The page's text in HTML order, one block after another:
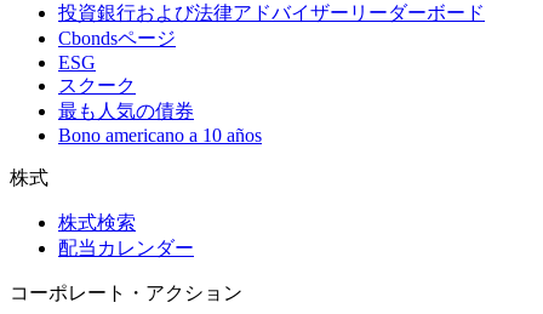
投資銀行および法律アドバイザーリーダーボード
Cbondsページ
ESG
スクーク
最も人気の債券
Bono americano a 10 años
株式
株式検索
配当カレンダー
コーポレート・アクション